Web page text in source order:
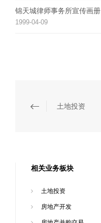
锦天城律师事务所宣传画册
1999-04-09
土地投资
相关业务板块
土地投资
房地产开发